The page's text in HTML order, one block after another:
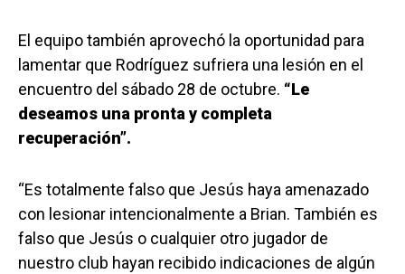
El equipo también aprovechó la oportunidad para
lamentar que Rodríguez sufriera una lesión en el
encuentro del sábado 28 de octubre. “Le
deseamos una pronta y completa
recuperación”.
“Es totalmente falso que Jesús haya amenazado
con lesionar intencionalmente a Brian. También es
falso que Jesús o cualquier otro jugador de
nuestro club hayan recibido indicaciones de algún